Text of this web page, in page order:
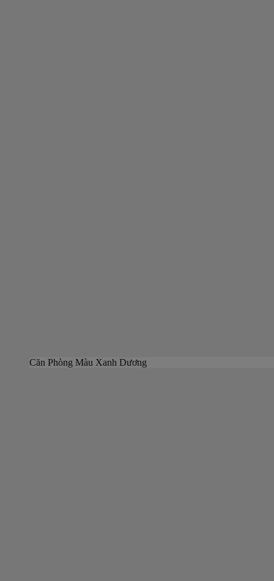
Căn Phòng Màu Xanh Dương